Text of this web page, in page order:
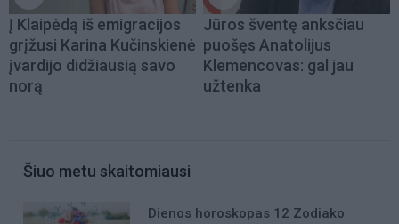
Į Klaipėdą iš emigracijos
grįžusi Karina Kučinskienė
įvardijo didžiausią savo
norą
Jūros šventę anksčiau
puošęs Anatolijus
Klemencovas: gal jau
užtenka
Šiuo metu skaitomiausi
Dienos horoskopas 12 Zodiako